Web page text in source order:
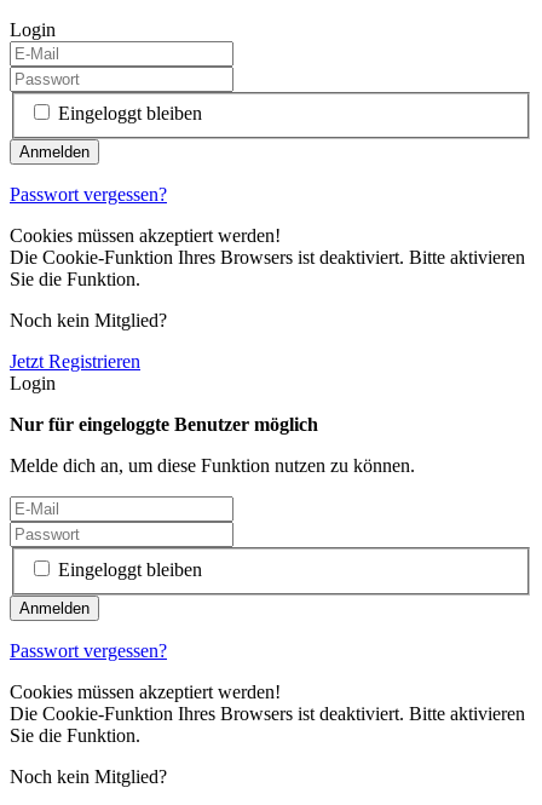
Login
Eingeloggt bleiben
Passwort vergessen?
Cookies müssen akzeptiert werden!
Die Cookie-Funktion Ihres Browsers ist deaktiviert. Bitte aktivieren
Sie die Funktion.
Noch kein Mitglied?
Jetzt Registrieren
Login
Nur für eingeloggte Benutzer möglich
Melde dich an, um diese Funktion nutzen zu können.
Eingeloggt bleiben
Passwort vergessen?
Cookies müssen akzeptiert werden!
Die Cookie-Funktion Ihres Browsers ist deaktiviert. Bitte aktivieren
Sie die Funktion.
Noch kein Mitglied?